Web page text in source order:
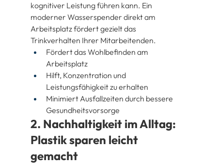
kognitiver Leistung führen kann. Ein
moderner Wasserspender direkt am
Arbeitsplatz fördert gezielt das
Trinkverhalten Ihrer Mitarbeitenden.
Fördert das Wohlbefinden am
Arbeitsplatz
Hilft, Konzentration und
Leistungsfähigkeit zu erhalten
Minimiert Ausfallzeiten durch bessere
Gesundheitsvorsorge
2. Nachhaltigkeit im Alltag:
Plastik sparen leicht
gemacht